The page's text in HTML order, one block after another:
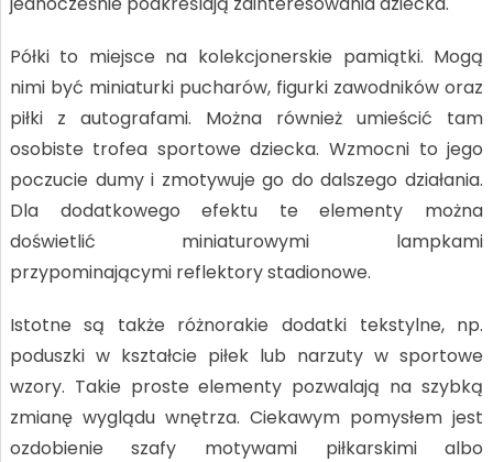
Półki to miejsce na kolekcjonerskie pamiątki. Mogą
nimi być miniaturki pucharów, figurki zawodników oraz
piłki z autografami. Można również umieścić tam
osobiste trofea sportowe dziecka. Wzmocni to jego
poczucie dumy i zmotywuje go do dalszego działania.
Dla dodatkowego efektu te elementy można
doświetlić miniaturowymi lampkami
przypominającymi reflektory stadionowe.
Istotne są także różnorakie dodatki tekstylne, np.
poduszki w kształcie piłek lub narzuty w sportowe
wzory. Takie proste elementy pozwalają na szybką
zmianę wyglądu wnętrza. Ciekawym pomysłem jest
ozdobienie szafy motywami piłkarskimi albo